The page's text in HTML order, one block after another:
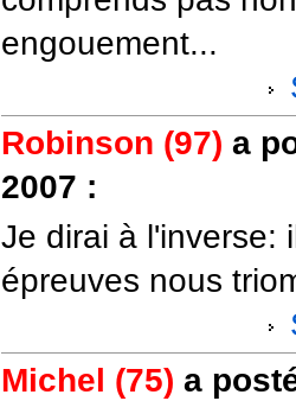
engouement...
Robinson (97) a
2007 :
Je dirai à l'inverse:
épreuves nous
Michel (75) a